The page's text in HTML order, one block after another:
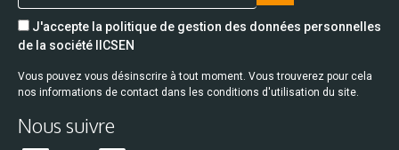
J'accepte la politique de gestion des données personnelles
de la société IICSEN
Vous pouvez vous désinscrire à tout moment. Vous trouverez pour cela
nos informations de contact dans les conditions d'utilisation du site.
Nous suivre